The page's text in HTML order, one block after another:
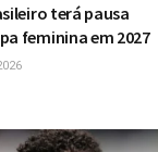
terá pausa
feminina em 2027